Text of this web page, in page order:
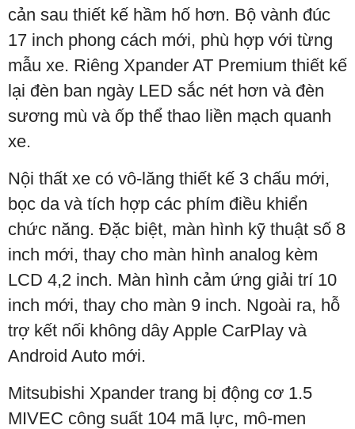
cản sau thiết kế hầm hố hơn. Bộ vành đúc
17 inch phong cách mới, phù hợp với từng
mẫu xe. Riêng Xpander AT Premium thiết kế
lại đèn ban ngày LED sắc nét hơn và đèn
sương mù và ốp thể thao liền mạch quanh
xe.
Nội thất xe có vô-lăng thiết kế 3 chấu mới,
bọc da và tích hợp các phím điều khiển
chức năng. Đặc biệt, màn hình kỹ thuật số 8
inch mới, thay cho màn hình analog kèm
LCD 4,2 inch. Màn hình cảm ứng giải trí 10
inch mới, thay cho màn 9 inch. Ngoài ra, hỗ
trợ kết nối không dây Apple CarPlay và
Android Auto mới.
Mitsubishi Xpander trang bị động cơ 1.5
MIVEC công suất 104 mã lực, mô-men